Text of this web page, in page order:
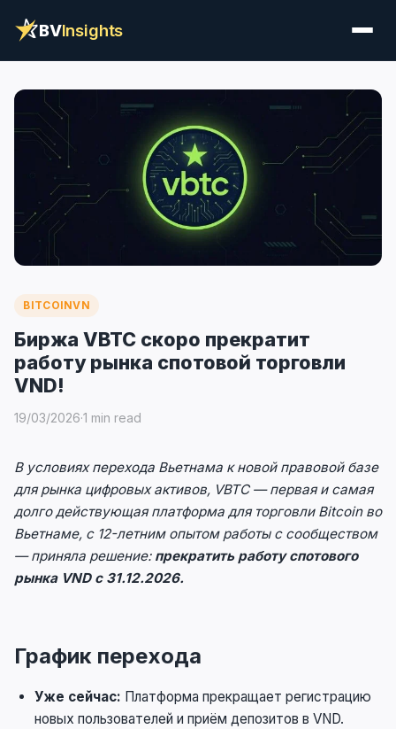
BVInsights
BITCOINVN
Биржа VBTC скоро прекратит
работу рынка спотовой торговли
VND!
19/03/2026·1 min read
В условиях перехода Вьетнама к новой правовой базе
для рынка цифровых активов, VBTC — первая и самая
долго действующая платформа для торговли Bitcoin во
Вьетнаме, с 12-летним опытом работы с сообществом
— приняла решение: прекратить работу спотового
рынка VND с 31.12.2026.
График перехода
Уже сейчас: Платформа прекращает регистрацию
новых пользователей и приём депозитов в VND.